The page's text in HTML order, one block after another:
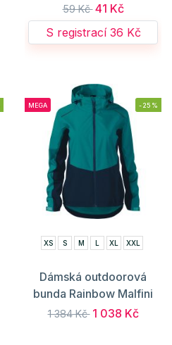
59 Kč 41 Kč
S registrací 36 Kč
MEGA -25%
XS S M L XL XXL
Dámská outdoorová
bunda Rainbow Malfini
1 384 Kč 1 038 Kč